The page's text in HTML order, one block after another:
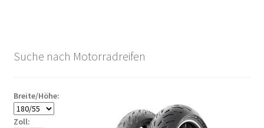
Suche nach Motorradreifen
Breite/Höhe:
Zoll: